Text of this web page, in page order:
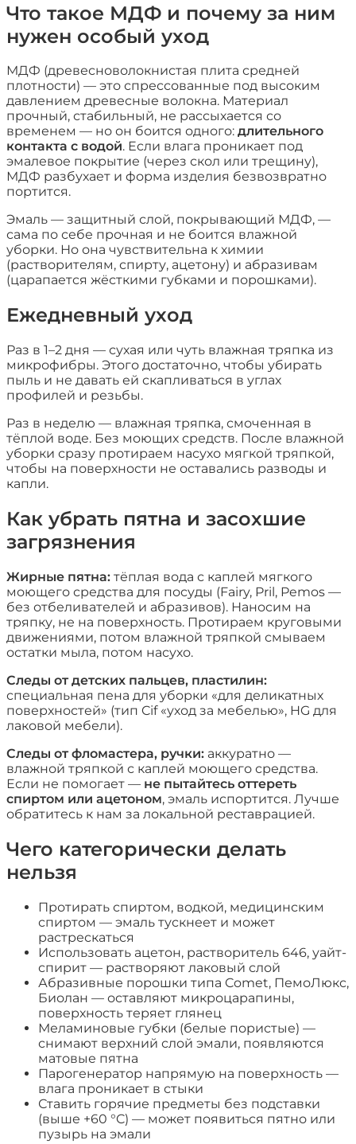
Что такое МДФ и почему за ним
нужен особый уход
МДФ (древесноволокнистая плита средней
плотности) — это спрессованные под высоким
давлением древесные волокна. Материал
прочный, стабильный, не рассыхается со
временем — но он боится одного: длительного
контакта с водой. Если влага проникает под
эмалевое покрытие (через скол или трещину),
МДФ разбухает и форма изделия безвозвратно
портится.
Эмаль — защитный слой, покрывающий МДФ, —
сама по себе прочная и не боится влажной
уборки. Но она чувствительна к химии
(растворителям, спирту, ацетону) и абразивам
(царапается жёсткими губками и порошками).
Ежедневный уход
Раз в 1–2 дня — сухая или чуть влажная тряпка из
микрофибры. Этого достаточно, чтобы убирать
пыль и не давать ей скапливаться в углах
профилей и резьбы.
Раз в неделю — влажная тряпка, смоченная в
тёплой воде. Без моющих средств. После влажной
уборки сразу протираем насухо мягкой тряпкой,
чтобы на поверхности не оставались разводы и
капли.
Как убрать пятна и засохшие
загрязнения
Жирные пятна: тёплая вода с каплей мягкого
моющего средства для посуды (Fairy, Pril, Pemos —
без отбеливателей и абразивов). Наносим на
тряпку, не на поверхность. Протираем круговыми
движениями, потом влажной тряпкой смываем
остатки мыла, потом насухо.
Следы от детских пальцев, пластилин:
специальная пена для уборки «для деликатных
поверхностей» (тип Cif «уход за мебелью», HG для
лаковой мебели).
Следы от фломастера, ручки: аккуратно —
влажной тряпкой с каплей моющего средства.
Если не помогает — не пытайтесь оттереть
спиртом или ацетоном, эмаль испортится. Лучше
обратитесь к нам за локальной реставрацией.
Чего категорически делать
нельзя
Протирать спиртом, водкой, медицинским
спиртом — эмаль тускнеет и может
растрескаться
Использовать ацетон, растворитель 646, уайт-
спирит — растворяют лаковый слой
Абразивные порошки типа Comet, ПемоЛюкс,
Биолан — оставляют микроцарапины,
поверхность теряет глянец
Меламиновые губки (белые пористые) —
снимают верхний слой эмали, появляются
матовые пятна
Парогенератор напрямую на поверхность —
влага проникает в стыки
Ставить горячие предметы без подставки
(выше +60 °C) — может появиться пятно или
пузырь на эмали